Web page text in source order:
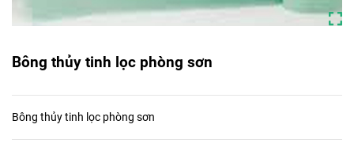
Bông thủy tinh lọc phòng sơn
Bông thủy tinh lọc phòng sơn